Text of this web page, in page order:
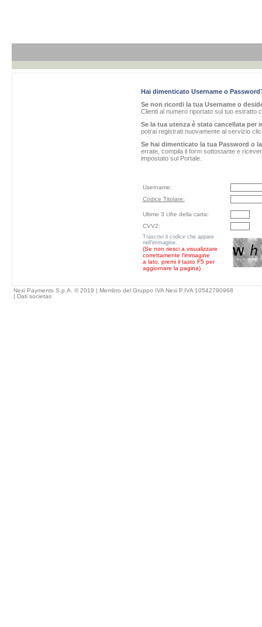
Hai dimenticato Username o
Se non ricordi la tua Username o
Clienti al numero riportato sul tuo estratto
Se la tua utenza è stata cancellata per
potrai registrati nuovamente al servizio
Se hai dimenticato la tua Password o
errate, compila il form sottostante e
impostato sul Portale.
Username:
Codice Titolare:
Ultime 3 cifre della carta:
CVV2:
Trascrivi il codice che appare
nell'immagine.
(Se non riesci a visualizzare
correttamente l'immagine
a lato, premi il tasto F5 per
aggiornare la pagina)
Nexi Payments S.p.A. © 2019 | Membro del Gruppo IVA Nexi P.IVA 10542790968
| Dati societari